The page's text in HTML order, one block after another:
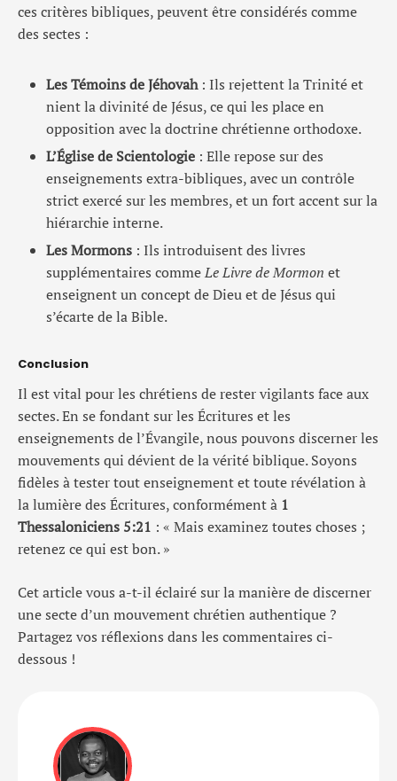
ces critères bibliques, peuvent être considérés comme
des sectes :
Les Témoins de Jéhovah: Ils rejettent la Trinité et
nient la divinité de Jésus, ce qui les place en
opposition avec la doctrine chrétienne orthodoxe.
L’Église de Scientologie : Elle repose sur des
enseignements extra-bibliques, avec un contrôle
strict exercé sur les membres, et un fort accent sur la
hiérarchie interne.
Les Mormons : Ils introduisent des livres
supplémentaires commeLe Livre de Mormon et
enseignent un concept de Dieu et de Jésus qui
s’écarte de la Bible.
Conclusion
Il est vital pour les chrétiens de rester vigilants face aux
sectes. En se fondant sur les Écritures et les
enseignements de l’Évangile, nous pouvons discerner les
mouvements qui dévient de la vérité biblique. Soyons
fidèles à tester tout enseignement et toute révélation à
la lumière des Écritures, conformément à 1
Thessaloniciens 5:21 : « Mais examinez toutes choses ;
retenez ce qui est bon. »
Cet article vous a-t-il éclairé sur la manière de discerner
une secte d’un mouvement chrétien authentique ?
Partagez vos réflexions dans les commentaires ci-
dessous !